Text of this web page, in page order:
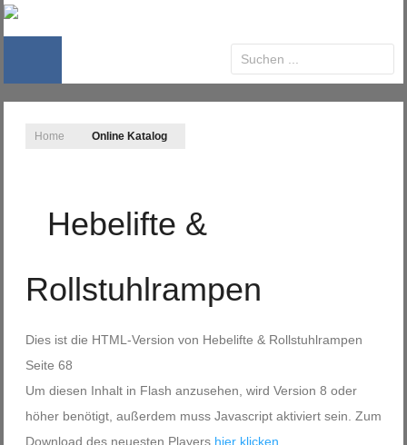
Home Online Katalog
Hebelifte &
Rollstuhlrampen
Dies ist die HTML-Version von Hebelifte & Rollstuhlrampen
Seite 68
Um diesen Inhalt in Flash anzusehen, wird Version 8 oder
höher benötigt, außerdem muss Javascript aktiviert sein. Zum
Download des neuesten Players hier klicken